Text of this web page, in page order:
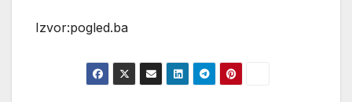
Izvor:pogled.ba